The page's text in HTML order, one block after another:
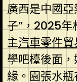
廣西是中國
子”，2025年
主汽車零件貿
學吧檯後面
緣。園張水